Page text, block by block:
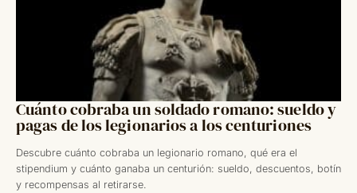
Cuánto cobraba un soldado romano: sueldo y
pagas de los legionarios a los centuriones
Descubre cuánto cobraba un legionario romano, qué era el
stipendium y cuánto ganaba un centurión: sueldo, descuentos, botín
y recompensas al retirarse.